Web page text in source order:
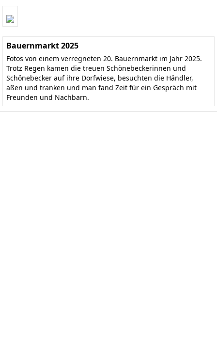
Bauernmarkt 2025
Fotos von einem verregneten 20. Bauernmarkt im Jahr 2025.
Trotz Regen kamen die treuen Schönebeckerinnen und
Schönebecker auf ihre Dorfwiese, besuchten die Händler,
aßen und tranken und man fand Zeit für ein Gespräch mit
Freunden und Nachbarn.